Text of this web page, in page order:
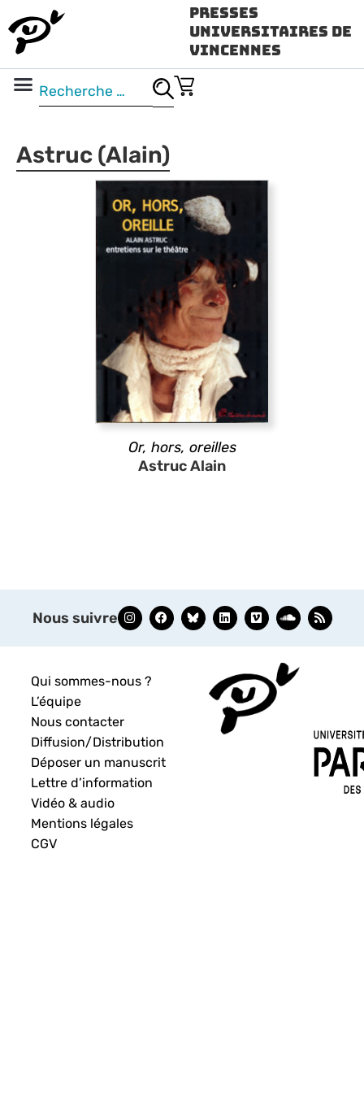
Presses
Universitaires de
Vincennes
Astruc (Alain)
Or, hors, oreilles
Astruc Alain
Nous suivre
Qui sommes-nous ?
L’équipe
Nous contacter
Diffusion/Distribution
Déposer un manuscrit
Lettre d’information
Vidéo & audio
Mentions légales
CGV